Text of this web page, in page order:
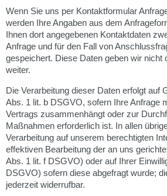
Wenn Sie uns per Kontaktformular
werden Ihre Angaben aus dem
Ihnen dort angegebenen Kontaktdaten
Anfrage und für den Fall von
gespeichert. Diese Daten geben wir nicht
weiter.
Die Verarbeitung dieser Daten erfolgt auf
Abs. 1 lit. b DSGVO, sofern Ihre Anfrage
Vertrags zusammenhängt oder zur
Maßnahmen erforderlich ist. In allen
Verarbeitung auf unserem berechtigten
effektiven Bearbeitung der an uns
Abs. 1 lit. f DSGVO) oder auf Ihrer
DSGVO) sofern diese abgefragt wurde;
jederzeit widerrufbar.